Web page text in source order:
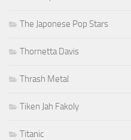
The Japonese Pop Stars
Thornetta Davis
Thrash Metal
Tiken Jah Fakoly
Titanic